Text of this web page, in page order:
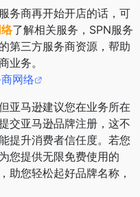
务商再开始开店的话，可
了解相关服务，SPN服务
第三方服务商资源，帮助
业务。
网络
亚马逊建议您在业务所在
交亚马逊品牌注册，这不
提升消费者信任度。若您
您提供无限免费使用的
，助您轻松起好品牌名称，